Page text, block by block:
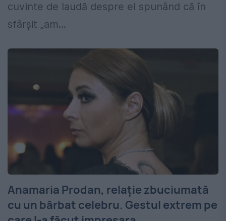
cuvinte de laudă despre el spunând că în
sfârșit „am...
Anamaria Prodan, relație zbuciumată
cu un bărbat celebru. Gestul extrem pe